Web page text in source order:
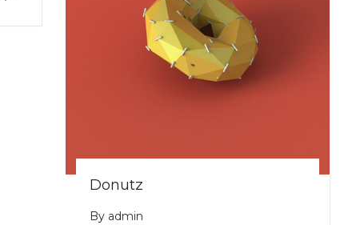
Donutz
By admin